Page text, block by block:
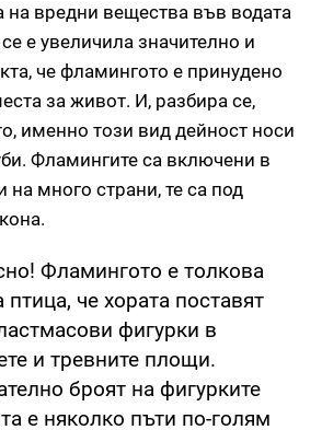
на вредни вещества във водата
е увеличила значително и
че фламингото е принудено
за живот. И, разбира се,
именно този вид дейност носи
Фламингите са включени в
на много страни, те са под
Фламингото е толкова
птица, че хората поставят
фигурки в
и тревните площи.
броят на фигурките
е няколко пъти по-голям